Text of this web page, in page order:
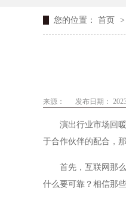
您的位置： 首页 >
来源： 发布日期：
演出行业市场回
于合作伙伴的配合，
首先，互联网那
什么要可靠？相信那